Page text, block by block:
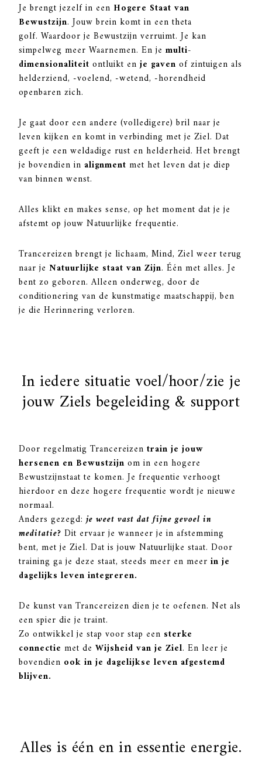
Je brengt jezelf in een Hogere Staat van
Bewustzijn. Jouw brein komt in een theta
golf. Waardoor je Bewustzijn verruimt. Je kan
simpelweg meer Waarnemen. En jemulti-
dimensionaliteit ontluikt enje gaven of zintuigen als
helderziend, -voelend, -wetend, -horendheid
openbaren zich.
Je gaat door een andere (volledigere) bril naar je
leven kijken en komt in verbinding met je Ziel. Dat
geeft je een weldadige rust en helderheid. Het brengt
je bovendien inalignment met het leven dat je diep
van binnen wenst.
Alles klikt en makes sense, op het moment dat je je
afstemt op jouw Natuurlijke frequentie.
Trancereizen brengt je lichaam, Mind, Ziel weer terug
naar jeNatuurlijke staat van Zijn. Één met alles. Je
bent zo geboren. Alleen onderweg, door de
conditionering van de kunstmatige maatschappij, ben
je die Herinnering verloren.
In iedere situatie voel/hoor/zie je
jouw Ziels begeleiding & support
Door regelmatig Trancereizentrain je jouw
hersenen en Bewustzijn om in een hogere
Bewustzijnstaat te komen. Je frequentie verhoogt
hierdoor en deze hogere frequentie wordt je nieuwe
normaal.
Anders gezegd:je weet vast dat fijne gevoel in
meditatie? Dit ervaar je wanneer je in afstemming
bent, met je Ziel. Dat is jouw Natuurlijke staat. Door
training ga je deze staat, steeds meer en meerin je
dagelijks leven integreren.
De kunst van Trancereizen dien je te oefenen. Net als
een spier die je traint.
Zo ontwikkel je stap voor stap een sterke
connectiemet de Wijsheid van je Ziel. En leer je
bovendien ook in je dagelijkse leven afgestemd
blijven.
Alles is één en in essentie energie.